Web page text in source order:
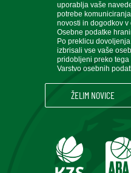
uporablja vaše
potrebe
novosti in dogodkov v
Osebne podatke
Po preklicu
izbrisali vse vaše
pridobljeni preko tega
Varstvo osebnih